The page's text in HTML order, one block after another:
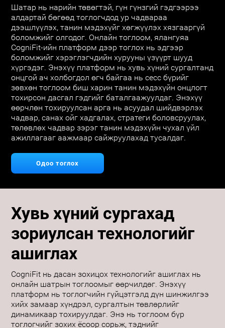
Шатар нь нарийн төвөгтэй, гүн гүнзгий гэдгээрээ
алдартай бөгөөд тоглогчдод ур чадвараа
дээшлүүлэх, танин мэдэхүйг хөгжүүлэх хязгааргүй
боломжийг олгодог. Онлайн тоглоом, ялангуяа
CogniFit-ийн платформ дээр тоглох нь эдгээр
боломжийг хэрэглэгчдийн хурууны үзүүрт шууд
хүргэдэг. Энэхүү платформ нь хувь хүний сургалтанд
онцгой ач холбогдол өгч байгаа нь сесс бүрийг
зөвхөн тоглоом биш харин танин мэдэхүйн онцлогт
тохирсон дасгал гэдгийг баталгаажуулдаг. Энэхүү
өөрчлөн тохируулсан арга нь асуудал шийдвэрлэх
чадвар, санах ойг хадгалах, стратеги боловсруулах,
төлөвлөх чадвар зэрэг танин мэдэхүйн чухал үйл
ажиллагааг аажмаар сайжруулахад тусалдаг.
Одоо тоглох
Хувь хүний сургахад
зориулсан технологийг
ашиглах
CogniFit нь дасан зохицох технологийг ашиглах нь
онлайн шатрын тоглоомыг өөрчилдөг. Энэхүү
платформ нь тоглогчийн гүйцэтгэлд дүн шинжилгээ
хийх замаар хүндрэл, сургалтын төвлөрлийг
динамикаар тохируулдаг. Энэ нь тоглоом бүр
тоглогчийг зохих ёсоор сорьж, тэднийг